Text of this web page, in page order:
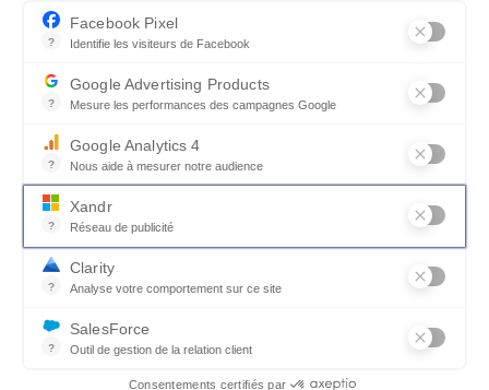
?
Facebook Pixel
Identifie les visiteurs de Facebook
?
Google Advertising Products
Mesure les performances des campagnes Google
?
Google Analytics 4
Nous aide à mesurer notre audience
Essentiel pour la gestion du site web, il permet de mesurer des
?
Xandr
Réseau de publicité
Xandr exploite une plateforme en ligne, Community, pour l'achat
?
Clarity
Analyse votre comportement sur ce site
?
SalesForce
Outil de gestion de la relation client
Consentements certifiés par
CONSEILS
CGV & POLICY